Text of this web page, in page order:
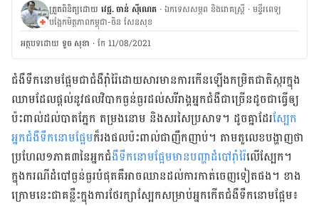
ត្រួតពិនិត្យដោយ វេជ្ជ. ចាន់ ស៊ីណេត ·ឯកទេសសម្ភព និងរោគស្ត្រី ·ម​ន្ទីរពេទ្យ
បង្អែកមិត្តភាពកម្ពុជា-ចិន សែនសុខ
អត្ថបទ​ដោយ ទូច សុខា ·កែ 11/08/2021
ជំងឺ​ទឹកនោម​ផ្អែម​ជា​ជំងឺ​រ៉ាំរ៉ៃ​ដោយសារ​មាន​ការ​កើន​ឡើង​កម្រិត​ជាតិ​ស្ករ​ក្នុង​
ឈាម​ដែល​ផ្ដល់​នូវ​ផលវិបាក​ធ្ងន់ធ្ងរ​ដល់​សរីរាង្គ​​អ្នកជំងឺ​ជាច្រើន​ដូចជា​ធ្វើឲ្យ​
ប៉ះពាល់ដល់បាតភ្នែក​ តម្រង​នោម​ និង​សរសៃប្រសាទ។ ដូចគ្នា​ដែរ​ស្បែក
អ្នកជំងឺទឹកនោមផ្អែម​ក៏​រង​ផល​ប៉ះពាល់​ជាញឹកញាប់។​ តាម​តួលេខ​បង្ហាញ​ថា​
ប្រហែល​​១ភាគ៣​នៃ​អ្នក​​ជំងឺ​ទឹកនោម​​ផ្អែម​​មាន​បញ្ហា​ដំបៅ​រ៉ាំរ៉ៃ​លើ​ស្បែក។
ក្នុង​ករណី​ដំបៅ​ធ្ងន់ធ្ងរ​បំផុត​​គឺ​អាច​ឈាន​ដល់​ការ​កាត់​ចេញ​ទៀត​ផង។ ខាង
ក្រោម​នេះ​​ជា​គន្លឹះ​​ក្នុង​​ការថែរក្សាស្បែក​​​សម្រាប់​អ្នក​​​កើត​ជំងឺ​ទឹកនោម​ផ្អែម៖